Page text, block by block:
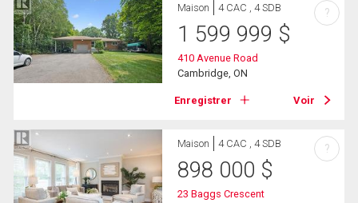
Maison 4 CAC , 4 SDB
1 599 999 $
410 Avenue Road
Cambridge, ON
Enregistrer Voir
?
Maison 4 CAC , 4 SDB
898 000 $
23 Baggs Crescent
?